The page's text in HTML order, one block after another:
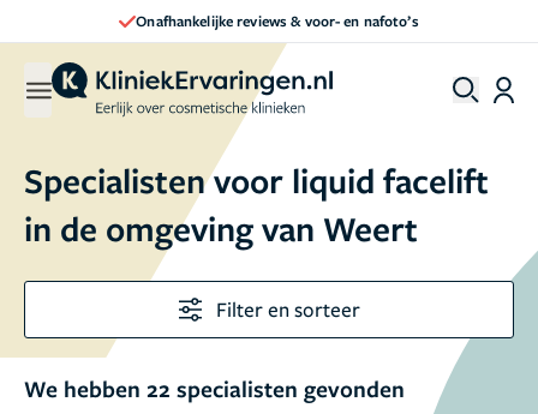
Onafhankelijke reviews & voor- en nafoto’s
Specialisten voor liquid facelift
in de omgeving van Weert
Filter en sorteer
We hebben 22 specialisten gevonden